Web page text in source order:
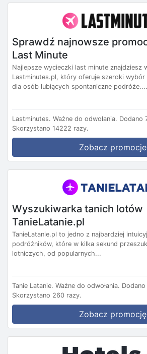
Sprawdź najnowsze
Last Minute
Najlepsze wycieczki last minute znajdziesz
Lastminutes.pl, który oferuje szeroki
dla osób lubiących spontaniczne podróże....
Lastminutes. Ważne do odwołania. Dodano
Skorzystano 14222 razy.
Zobacz promocje
Wyszukiwarka tanich lotów
TanieLatanie.pl
TanieLatanie.pl to jedno z najbardziej
podróżników, które w kilka sekund
lotniczych, od popularnych...
Tanie Latanie. Ważne do odwołania.
Skorzystano 260 razy.
Zobacz promocję